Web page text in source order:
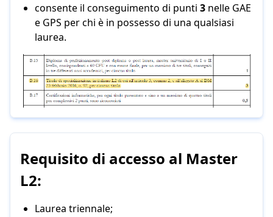
consente il conseguimento di punti 3 nelle GAE
e GPS per chi è in possesso di una qualsiasi
laurea.
Requisito di accesso al Master
L2:
Laurea triennale;